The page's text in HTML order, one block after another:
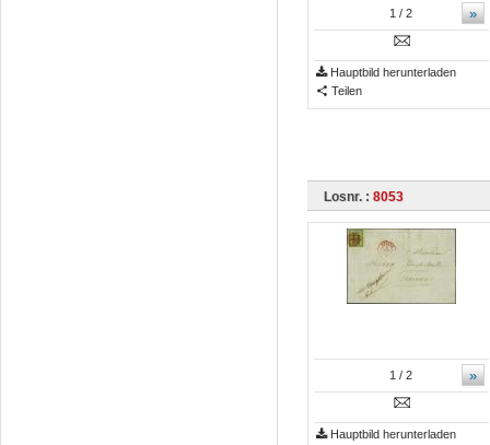
»
1 / 2
Hauptbild herunterladen
Teilen
Losnr. : 8053
»
1 / 2
Hauptbild herunterladen